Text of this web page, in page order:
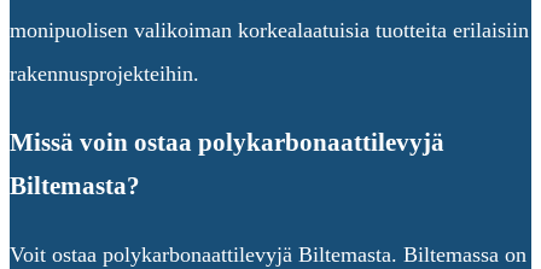
monipuolisen valikoiman korkealaatuisia tuotteita erilaisiin
rakennusprojekteihin.
Missä voin ostaa polykarbonaattilevyjä
Biltemasta?
Voit ostaa polykarbonaattilevyjä Biltemasta. Biltemassa on